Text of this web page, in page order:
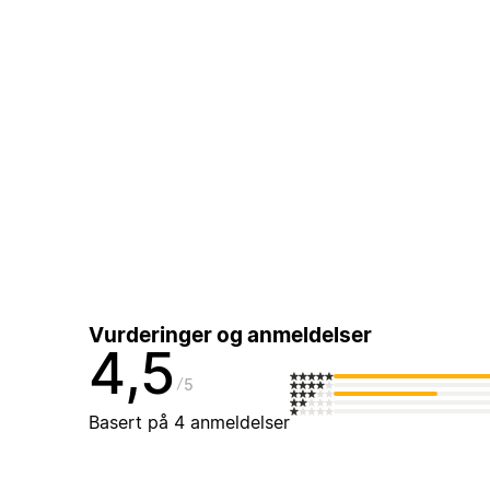
Vurderinger og anmeldelser
4,5 5
Basert på 4 anmeldelser